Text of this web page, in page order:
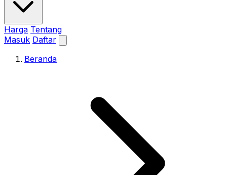
Harga Tentang
Masuk Daftar
Beranda